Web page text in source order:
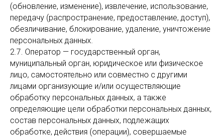
(обновление, изменение), извлечение, использование,
передачу (распространение, предоставление, доступ),
обезличивание, блокирование, удаление, уничтожение
персональных данных.
2.7. Оператор — государственный орган,
муниципальный орган, юридическое или физическое
лицо, самостоятельно или совместно с другими
лицами организующие и/или осуществляющие
обработку персональных данных, а также
определяющие цели обработки персональных данных,
состав персональных данных, подлежащих
обработке, действия (операции), совершаемые